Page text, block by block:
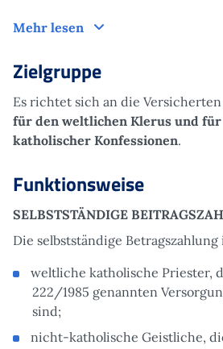
Mehr lesen Um was es geht
Zielgruppe
Es richtet sich an die Versicherten
für den weltlichen Klerus und
katholischer Konfessionen.
Funktionsweise
SELBSTSTÄNDIGE
Die selbstständige
weltliche katholische Priester,
222/1985 genannten
sind;
nicht-katholische Geistliche,